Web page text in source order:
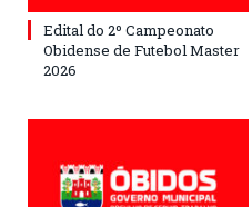
Edital do 2º Campeonato
Obidense de Futebol Master
2026